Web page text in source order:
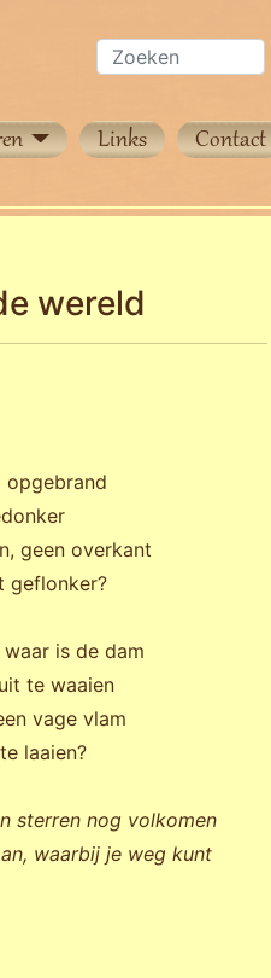
Links Contact
wereld
opgebrand
geen overkant
geflonker?
is de dam
te waaien
vage vlam
laaien?
sterren nog volkomen
waarbij je weg kunt